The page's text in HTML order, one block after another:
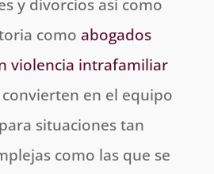
y divorcios así como
como abogados
violencia intrafamiliar
en el equipo
situaciones tan
como las que se